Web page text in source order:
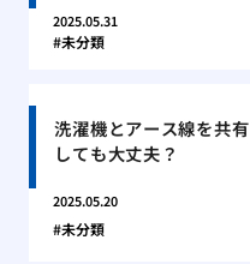
2025.05.31
未分類
洗濯機とアース線を共有
しても大丈夫？
2025.05.20
未分類